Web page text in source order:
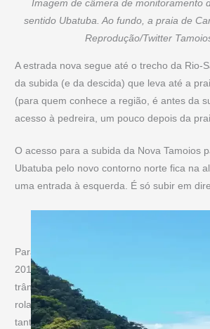
Imagem de câmera de monitoramento
sentido Ubatuba. Ao fundo, a praia de
Reprodução/Twitter
A estrada nova segue até o trecho da Rio-
da subida (e da descida) que leva até a
(para quem conhece a região, é antes da
acesso à pedreira, um pouco depois da
O acesso para a subida da Nova Tamoios
Ubatuba pelo novo contorno norte fica na
uma entrada à esquerda. É só subir em
Para quem frequenta a região e
2013, o novo acesso vai ser um alívio para
trânsito de Caraguatatuba, mas também
rolam no caminho pela orla da praia do
tanta que existiam até boatos de que a